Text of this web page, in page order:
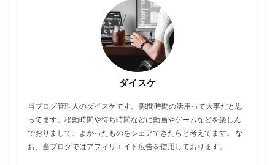
ダイスケ
当ブログ管理人のダイスケです。 隙間時間の活用って大事だと思
ってます。移動時間や待ち時間などに動画やゲームなどを楽しん
でおりまして、よかったものをシェアできたらと考えてます。 な
お、当ブログではアフィリエイト広告を使用しております。